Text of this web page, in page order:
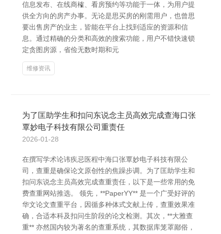
信息发布、在线商榷、看房预约等功能于一体，为用户提
供全方向的房产办事。无论是思买房的刚需用户，也曾思
要出售房产的业主，皆能在平台上找到适应的资源和信
息。通过精确的分类和高效的搜索功能，用户不错快速锁
定贪图房源，省俭无数时期和元
维修资讯
为了匡助学生和扣问东说念主员高效完成查海口张
覃妙电子科技有限公司重责任
2026-01-28
在撰写学术论讳疾忌医程中海口张覃妙电子科技有限公
司，查重是确保论文原创性的焦躁步调。为了匡助学生和
扣问东说念主员高效完成查重责任，以下是一些常用的免
费查重网站推选。 领先，**PaperYY** 是一个广受好评的
华文论文查重平台，因循多种体式文献上传，查重效果准
确，合适本科及扣问生阶段的论文检测。其次，**大雅查
重** 亦然国内较为著名的查重系统，其数据库笼罩鄙俗，